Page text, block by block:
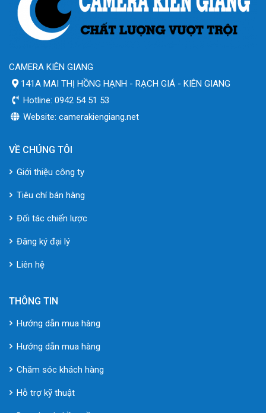
CAMERA KIÊN GIANG
141A MAI THỊ HỒNG HẠNH - RẠCH GIÁ - KIÊN GIANG
Hotline: 0942 54 51 53
Website: camerakiengiang.net
VỀ CHÚNG TÔI
Giới thiệu công ty
Tiêu chí bán hàng
Đối tác chiến lược
Đăng ký đại lý
Liên hệ
THÔNG TIN
Hướng dẫn mua hàng
Hướng dẫn mua hàng
Chăm sóc khách hàng
Hỗ trợ kỹ thuật